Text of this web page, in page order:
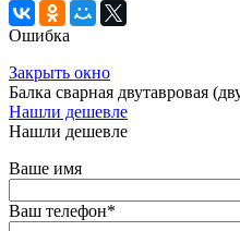
Ошибка
Закрыть окно
Балка сварная двутавровая
Нашли дешевле
Нашли дешевле
Ваше имя
Ваш телефон*